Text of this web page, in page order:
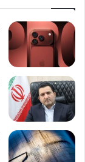
ه
ا
ی
ر
ا
ن‌
خ
و
د
ر
و